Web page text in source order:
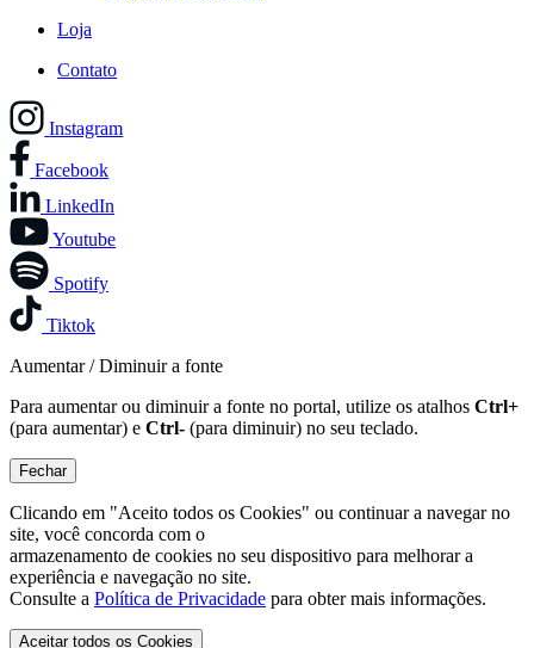
Loja
Contato
Instagram
Facebook
LinkedIn
Youtube
Spotify
Tiktok
Aumentar / Diminuir a fonte
Para aumentar ou diminuir a fonte no portal, utilize os atalhos Ctrl+
(para aumentar) e Ctrl- (para diminuir) no seu teclado.
Fechar
Clicando em "Aceito todos os Cookies" ou continuar a navegar no
site, você concorda com o
armazenamento de cookies no seu dispositivo para melhorar a
experiência e navegação no site.
Consulte a Política de Privacidade para obter mais informações.
Aceitar todos os Cookies